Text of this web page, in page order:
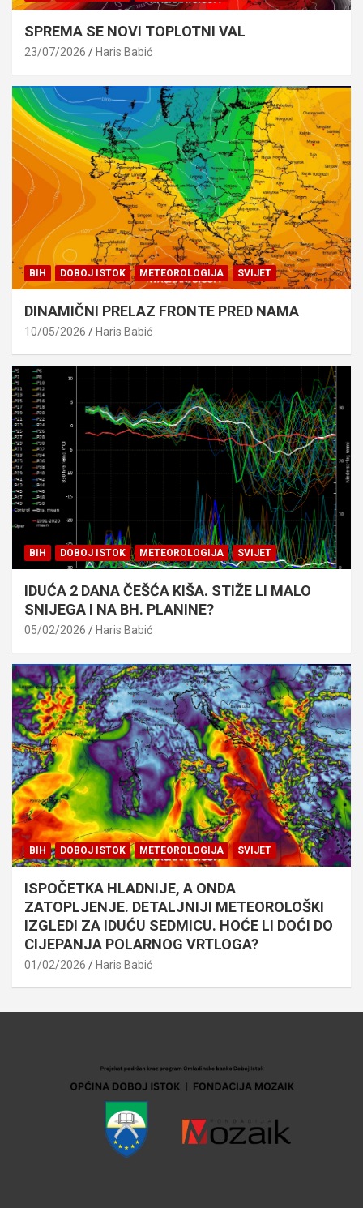
SPREMA SE NOVI TOPLOTNI VAL
23/07/2026 Haris Babić
BIH DOBOJ ISTOK METEOROLOGIJA SVIJET
DINAMIČNI PRELAZ FRONTE PRED NAMA
10/05/2026 Haris Babić
BIH DOBOJ ISTOK METEOROLOGIJA SVIJET
IDUĆA 2 DANA ČEŠĆA KIŠA. STIŽE LI MALO
SNIJEGA I NA BH. PLANINE?
05/02/2026 Haris Babić
BIH DOBOJ ISTOK METEOROLOGIJA SVIJET
ISPOČETKA HLADNIJE, A ONDA
ZATOPLJENJE. DETALJNIJI METEOROLOŠKI
IZGLEDI ZA IDUĆU SEDMICU. HOĆE LI DOĆI DO
CIJEPANJA POLARNOG VRTLOGA?
01/02/2026 Haris Babić